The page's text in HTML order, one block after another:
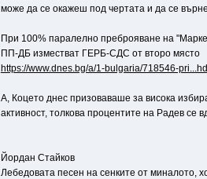
може да се окажеш под чертата и да се
При 100% паралелно преброяване на
ПП-ДБ изместват ГЕРБ-СДС от второ място
https://www.dnes.bg/a/1-bulgaria/718546-
А, Коцето днес призоваваше за висока
активност, толкова процентите на Радев се
Йордан Стайков
Лебедовата песен на сенките от миналото,